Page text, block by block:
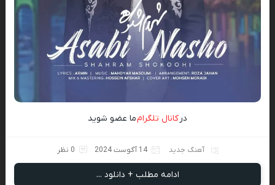
درکانال تلگرامما عضو شوید
آهنگ جدید 14 آگوست 2024 0 نظر
ادامه مطلب + دانلود ...